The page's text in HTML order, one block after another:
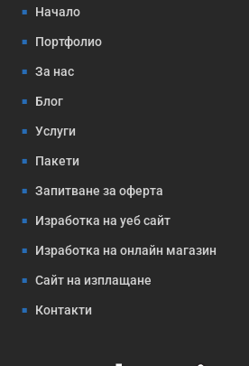
Начало
Портфолио
За нас
Блог
Услуги
Пакети
Запитване за оферта
Изработка на уеб сайт
Изработка на онлайн магазин
Сайт на изплащане
Контакти